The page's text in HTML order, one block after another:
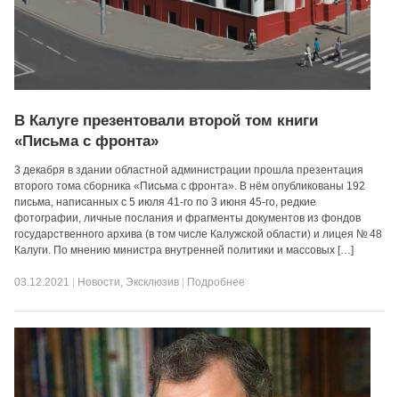
В Калуге презентовали второй том книги
«Письма с фронта»
3 декабря в здании областной администрации прошла презентация
второго тома сборника «Письма с фронта». В нём опубликованы 192
письма, написанных с 5 июля 41-го по 3 июня 45-го, редкие
фотографии, личные послания и фрагменты документов из фондов
государственного архива (в том числе Калужской области) и лицея № 48
Калуги. По мнению министра внутренней политики и массовых […]
03.12.2021 Новости, Эксклюзив Подробнее